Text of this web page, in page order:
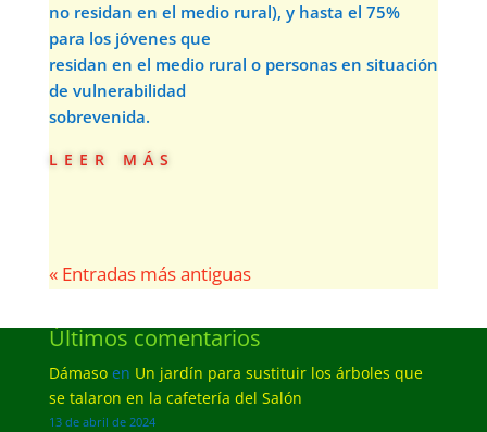
no residan en el medio rural), y hasta el 75%
para los jóvenes que
residan en el medio rural o personas en situación
de vulnerabilidad
sobrevenida.
leer más
« Entradas más antiguas
Últimos comentarios
Dámasoen Un jardín para sustituir los árboles que
se talaron en la cafetería del Salón
13 de abril de 2024